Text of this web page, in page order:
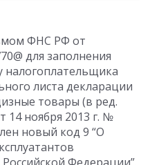
ФНС РФ от
для заполнения
налогоплательщика
листа декларации
товары (в ред.
14 ноября 2013 г. №
новый код 9 “О